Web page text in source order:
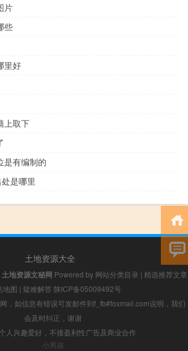
片
些
里好
上取下
是有编制的
是哪里
土地资源大全
土地资源文秘网 Powered by 网站分类目录 | 精选推荐文章
地图 | 疑难解答 陕ICP备05009492号
，如信息有错误可发邮件到f_fb#foxmail.com说明，我们
会及时纠正，谢谢
人兴趣爱好，不接盈利性广告及商业合作
小男孩